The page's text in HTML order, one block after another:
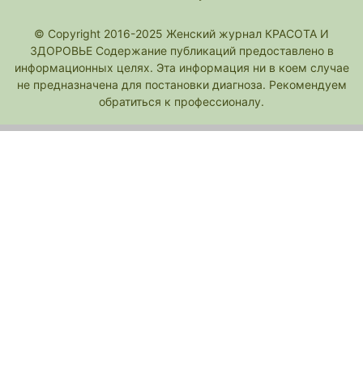
© Copyright 2016-2025 Женский журнал КРАСОТА И
ЗДОРОВЬЕ Содержание публикаций предоставлено в
информационных целях. Эта информация ни в коем случае
не предназначена для постановки диагноза. Рекомендуем
обратиться к профессионалу.